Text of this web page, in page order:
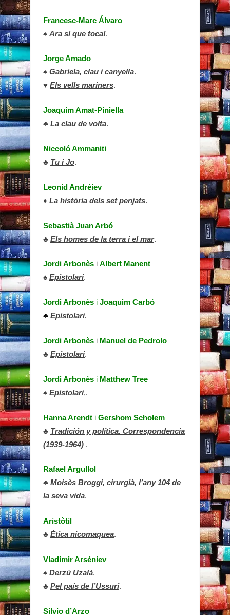
Francesc-Marc Álvaro
♠ Ara sí que toca!.
Jorge Amado
♠ Gabriela, clau i canyella.
♥ Els vells mariners.
Joaquim Amat-Piniella
♣ La clau de volta.
Niccoló Ammaniti
♣ Tu i Jo.
Leonid Andréiev
♦ La història dels set penjats.
Sebastià Juan Arbó
♣ Els homes de la terra i el mar.
Jordi Arbonès i Albert Manent
♠ Epistolari.
Jordi Arbonès i Joaquim Carbó
♣ Epistolari.
Jordi Arbonès i Manuel de Pedrolo
♣ Epistolari.
Jordi Arbonès i Matthew Tree
♠ Epistolari,.
Hanna Arendt i Gershom Scholem
♣ Tradición y política. Correspondencia
(1939-1964) .
Rafael Argullol
♣ Moisès Broggi, cirurgià, l’any 104 de
la seva vida.
Aristòtil
♣ Ètica nicomaquea.
Vladímir Arséniev
♠ Derzú Uzalà.
♣ Pel país de l’Ussuri.
Silvio d’Arzo